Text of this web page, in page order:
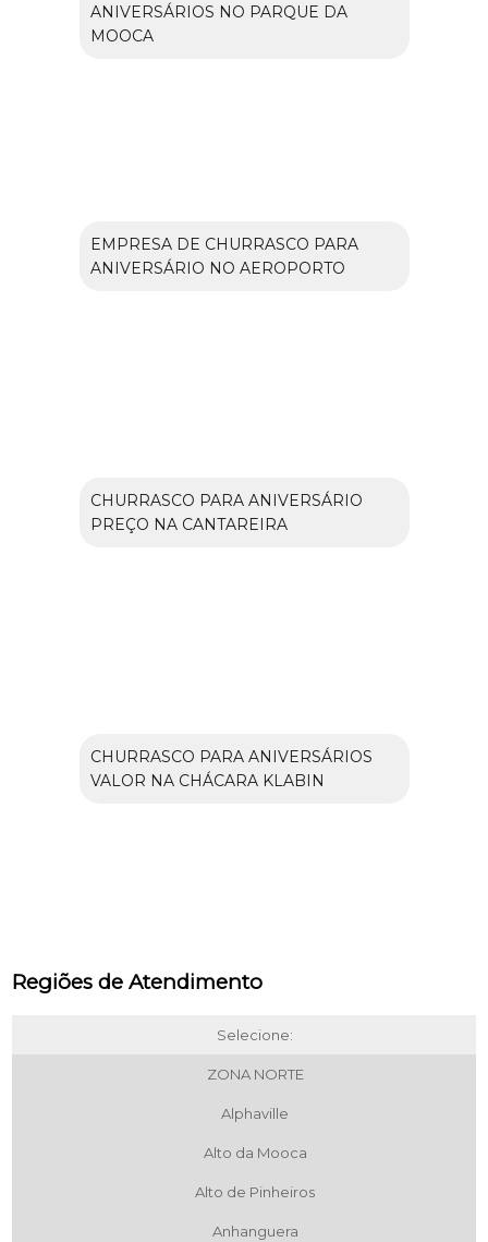
ANIVERSÁRIOS NO PARQUE DA
MOOCA
EMPRESA DE CHURRASCO PARA
ANIVERSÁRIO NO AEROPORTO
CHURRASCO PARA ANIVERSÁRIO
PREÇO NA CANTAREIRA
CHURRASCO PARA ANIVERSÁRIOS
VALOR NA CHÁCARA KLABIN
Regiões de Atendimento
Selecione:
ZONA NORTE
Alphaville
Alto da Mooca
Alto de Pinheiros
Anhanguera